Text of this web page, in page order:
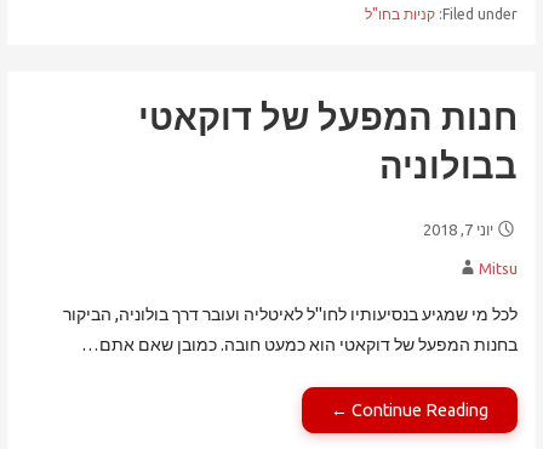
Filed under: קניות בחו"ל
חנות המפעל של דוקאטי
בבולוניה
יוני 7, 2018
Mitsu
לכל מי שמגיע בנסיעותיו לחו"ל לאיטליה ועובר דרך בולוניה, הביקור
בחנות המפעל של דוקאטי הוא כמעט חובה. כמובן שאם אתם…
Continue Reading ←